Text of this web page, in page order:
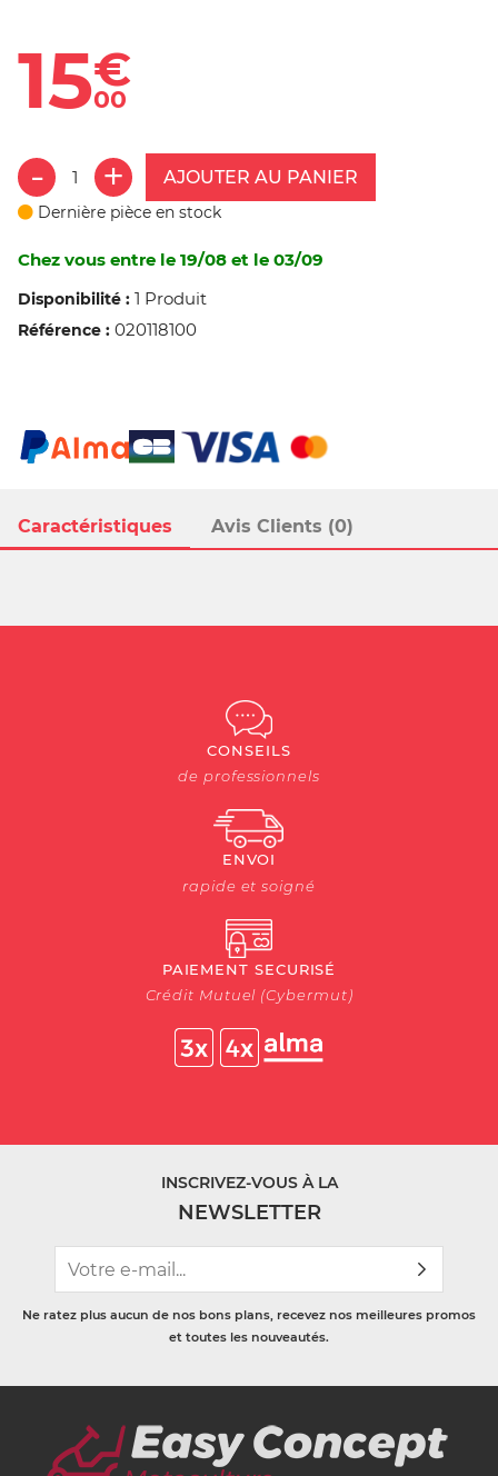
Caractéristiques Avis Clients (0)
15€
00
AJOUTER AU PANIER
Dernière pièce en stock
Chez vous entre le 19/08 et le 03/09
Disponibilité : 1 Produit
Référence : 020118100
CONSEILS
de professionnels
ENVOI
rapide et soigné
PAIEMENT SECURISÉ
Crédit Mutuel (Cybermut)
INSCRIVEZ-VOUS À LA
NEWSLETTER
Ne ratez plus aucun de nos bons plans, recevez nos meilleures promos
et toutes les nouveautés.